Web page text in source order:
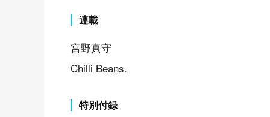
連載
宮野真守
Chilli Beans.
特別付録